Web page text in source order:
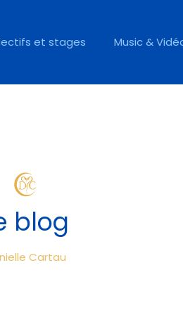
et stages Music &
blog
Cartau